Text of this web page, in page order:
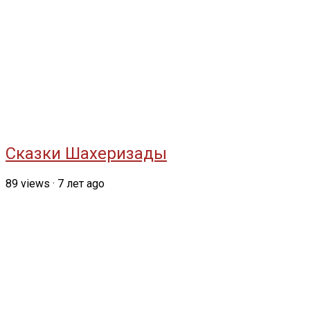
Сказки Шахеризады
89 views · 7 лет ago